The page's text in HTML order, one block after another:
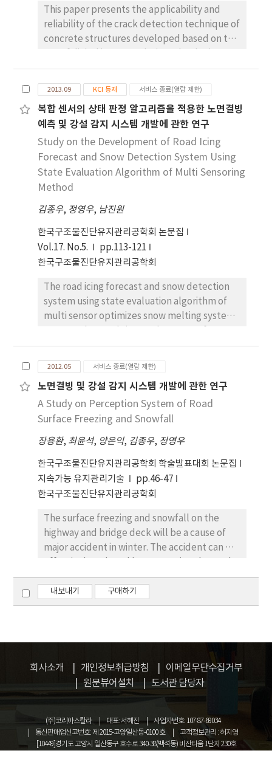
단순히 외국인 투자가 주가에 긍정적인 영향을 미친
다는 결론에 그치지 않고, 정보효율성 또는 기업규모
측면 등 외국인투자자의 투자수요에 영향을 미치는
것으로 알려진 기업특성별로 외국인 투자 효과가 달
This paper presents the applicability and
reliability of the crack detection technique of
concrete structures developed based on the
through on - site tests. The problem of aging
of infrastructure is a serious threat to the
national and national security and there is a
growing interest in the development and
application of effective inspection and
maintenance techniques for related
infrastructure. Therefore, instead of the
existing traditional manpower-based
infrastructure inspection and maintenance
money consumption and reliability of results,
research using digital image analysis
technology is actively being carried out.
2013.09 KCI 등재 서비스 종료(열람 제한)
복합 센서의 상태 판정 알고리즘을 적용한 노면결빙
예측 및 강설 감지 시스템 개발에 관한 연구
Study on the Development of Road Icing
Forecast and Snow Detection System Using
State Evaluation Algorithm of Multi Sensoring
Method
김종우, 정영우, 남진원
한국구조물진단유지관리공학회 논문집
Vol.17. No.5.
pp.113-121
한국구조물진단유지관리공학회
The road icing forecast and snow detection
system using state evaluation algorithm of
multi sensor optimizes snow melting system
chemical spread application This system
operates integrated of contact/non-contact
sensor and infrared camera. The state
evaluation algorithm of the system evaluates
road freezing danger condition and snowfall
condition (snowfall intensity also) using
temperature/humidity, moisture detection
and result of image signal processing from
field video footage. In the field experiment,
it proved excellent and reliable evaluated
89% and wet state detection rate of 94%.
2012.05 서비스 종료(열람 제한)
노면결빙 및 강설 감지 시스템 개발에 관한 연구
A Study on Perception System of Road
Surface Freezing and Snowfall
장용환, 최윤석, 양은익, 김종우, 정영우
한국구조물진단유지관리공학회 학술발표대회 논문집
지속가능 유지관리기술
pp.46-47
한국구조물진단유지관리공학회
The surface freezing and snowfall on the
highway and bridge deck will be a cause of
major accident in winter. The accident can be
surface freezing and snowfall. For these, it is
needed that the evaluation method for
perception of the road surface condition. In
contactless sensors. From the results, it is
seemed that the organized system could
well predict the road surface condition and
so on.
내보내기 구매하기
회사소개 개인정보취급방침
이메일무단수집거부
원문뷰어설치
도서관 담당자
(주)코리아스칼라 대표: 서혜진
사업자번호: 107-87-69034
통신판매업신고번호: 제 2015-고양일산동-0100 호
고객정보관리 : 허지영
[10449]경기도 고양시 일산동구 호수로 340-38(백석동) 비잔티움 1단지 230호